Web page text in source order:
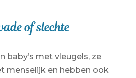
of slechte
baby’s met vleugels, ze
menselijk en hebben ook